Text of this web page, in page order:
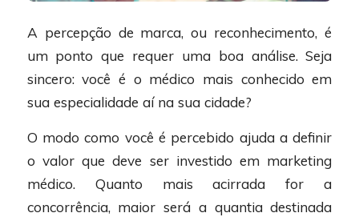
A percepção de marca, ou reconhecimento, é
um ponto que requer uma boa análise. Seja
sincero: você é o médico mais conhecido em
sua especialidade aí na sua cidade?
O modo como você é percebido ajuda a definir
o valor que deve ser investido em marketing
médico. Quanto mais acirrada for a
concorrência, maior será a quantia destinada